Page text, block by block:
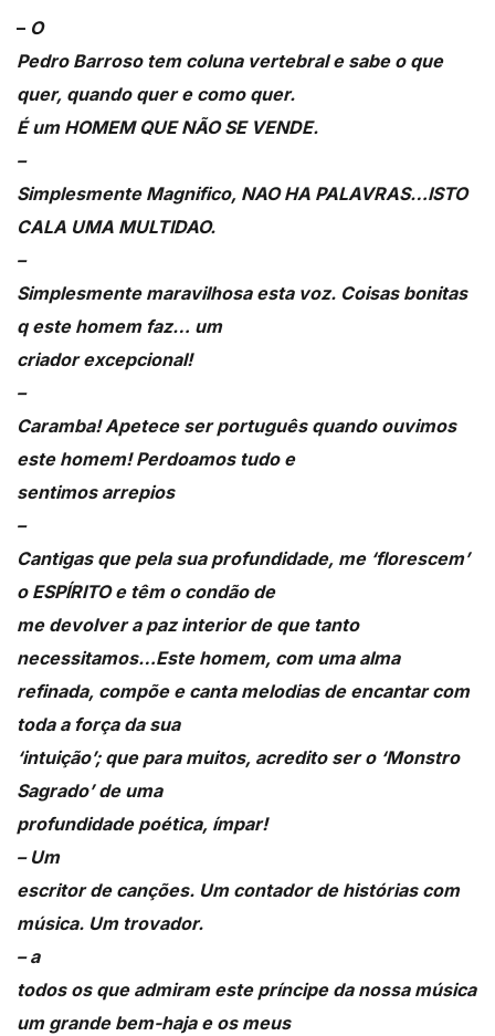
– O
Pedro Barroso tem coluna vertebral e sabe o que
quer, quando quer e como quer.
É um HOMEM QUE NÃO SE VENDE.
–
Simplesmente Magnifico, NAO HA PALAVRAS…ISTO
CALA UMA MULTIDAO.
–
Simplesmente maravilhosa esta voz. Coisas bonitas
q este homem faz… um
criador excepcional!
–
Caramba! Apetece ser português quando ouvimos
este homem! Perdoamos tudo e
sentimos arrepios
–
Cantigas que pela sua profundidade, me ‘florescem’
o ESPÍRITO e têm o condão de
me devolver a paz interior de que tanto
necessitamos…Este homem, com uma alma
refinada, compõe e canta melodias de encantar com
toda a força da sua
‘intuição’; que para muitos, acredito ser o ‘Monstro
Sagrado’ de uma
profundidade poética, ímpar!
– Um
escritor de canções. Um contador de histórias com
música. Um trovador.
– a
todos os que admiram este príncipe da nossa música
um grande bem-haja e os meus